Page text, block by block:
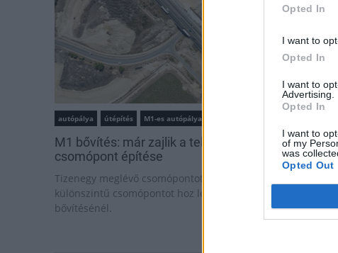
Opted In
I want to
Opted In
I want to
Advertising.
Opted In
I want to
of my
was
Opted Out
autópálya útépítés M1-es autópálya
M1 bővítés: már zajlik a teljesen új Bicske Kelet
csomópont építése
Tizenegy meglévő csomópontot korszerűsít és négy új,
különszintű csomópontot hoz létre az MKIF az M1-es
bővítésénél.